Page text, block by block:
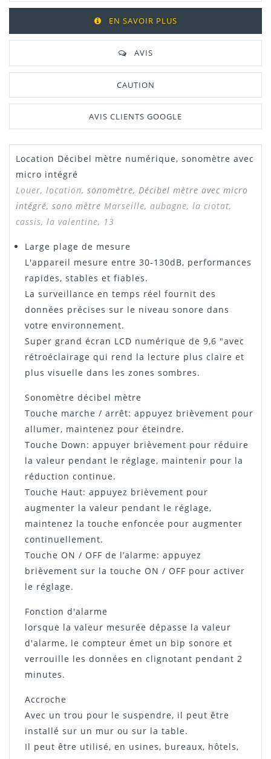
EN SAVOIR PLUS
AVIS
CAUTION
AVIS CLIENTS GOOGLE
Manuel /
Notice
Télécharger Dans L'onglet
Location Décibel mètre numérique, sonomètre avec
micro intégré
Louer, location, sonomètre, Décibel mètre avec micro
intégré, sono mètre Marseille, aubagne, la ciotat,
cassis, la valentine, 13
Large plage de mesure
L'appareil mesure entre 30-130dB, performances
rapides, stables et fiables.
La surveillance en temps réel fournit des
données précises sur le niveau sonore dans
votre environnement.
Super grand écran LCD numérique de 9,6 "avec
rétroéclairage qui rend la lecture plus claire et
plus visuelle dans les zones sombres.
Sonomètre décibel mètre
Touche marche / arrêt: appuyez brièvement pour
allumer, maintenez pour éteindre.
Touche Down: appuyer brièvement pour réduire
la valeur pendant le réglage, maintenir pour la
réduction continue.
Touche Haut: appuyez brièvement pour
augmenter la valeur pendant le réglage,
maintenez la touche enfoncée pour augmenter
continuellement.
Touche ON / OFF de l’alarme: appuyez
brièvement sur la touche ON / OFF pour activer
le réglage.
Fonction d'alarme
lorsque la valeur mesurée dépasse la valeur
d'alarme, le compteur émet un bip sonore et
verrouille les données en clignotant pendant 2
minutes.
Accroche
Avec un trou pour le suspendre, il peut être
installé sur un mur ou sur la table.
Il peut être utilisé, en usines, bureaux, hôtels,